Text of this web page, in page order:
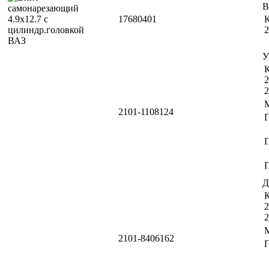
17680401
2101-1108124
2101-8406162